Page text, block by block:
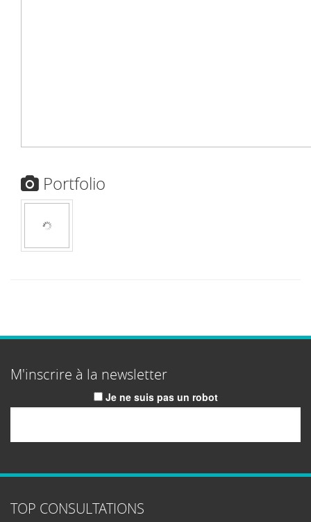
Portfolio
M'inscrire à la newsletter
Je ne suis pas un robot
TOP CONSULTATIONS